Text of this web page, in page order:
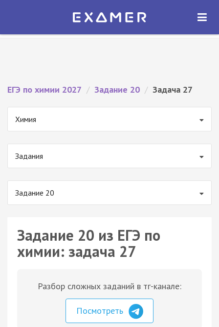
Экзамер — ЕГЭ 2027
ОТКРЫТЬ
ЕГЭ по химии 2027 / Задание 20 / Задача 27
Химия
Задания
Задание 20
Задание 20 из ЕГЭ по
химии: задача 27
Разбор сложных заданий в тг-канале:
Посмотреть